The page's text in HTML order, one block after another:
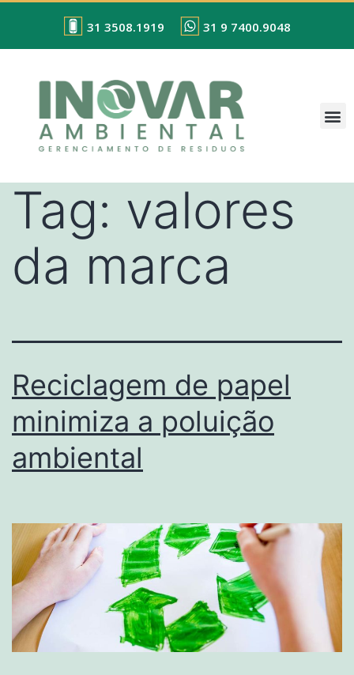
31 3508.1919 31 9 7400.9048
Tag: valores
da marca
Reciclagem de papel
minimiza a poluição
ambiental